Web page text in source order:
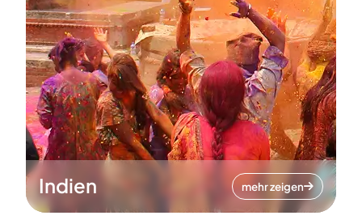
Indien mehr zeigen